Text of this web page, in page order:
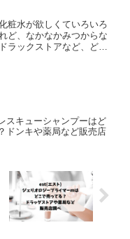
粧水が欲しくていろいろ
ど、なかなかみつからな
ラックストアなど、どこ
スキューシャンプーはど
ドンキや薬局など販売店